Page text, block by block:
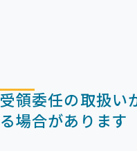
受領委任の取扱い
る場合があります